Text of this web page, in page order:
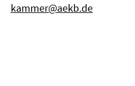
kammer@aekb.de